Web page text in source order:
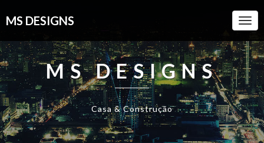
MS DESIGNS
MS DESIGNS
Casa & Construção